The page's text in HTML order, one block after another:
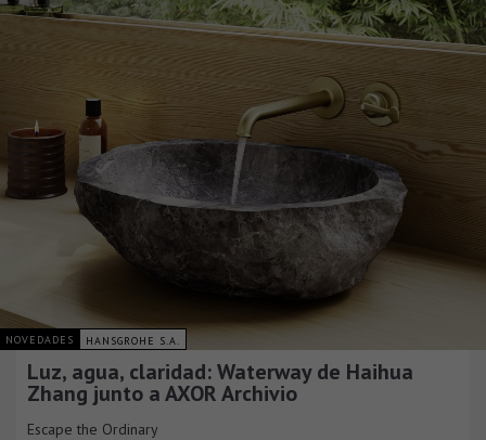
NOVEDADES HANSGROHE S.A.
Luz, agua, claridad: Waterway de Haihua
Zhang junto a AXOR Archivio
Escape the Ordinary